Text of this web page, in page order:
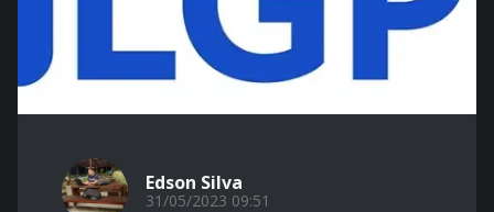
Edson Silva
31/05/2023 09:51